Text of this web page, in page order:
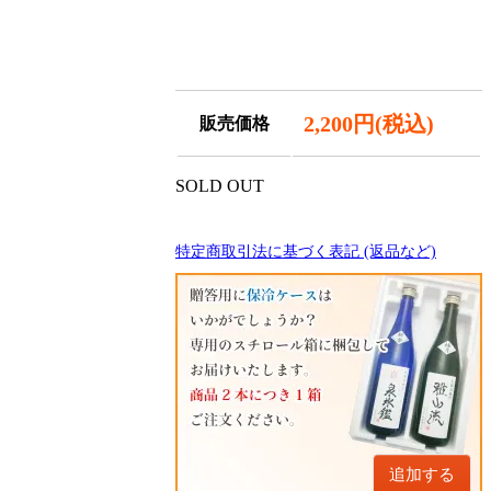
販売価格 2,200円(税込)
SOLD OUT
特定商取引法に基づく表記 (返品など)
追加する